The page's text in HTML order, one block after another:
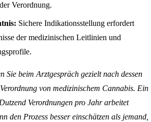
Verordnung.
Sichere Indikationsstellung erfordert
der medizinischen Leitlinien und
Sie beim Arztgespräch gezielt nach dessen
von medizinischem Cannabis. Ein
Verordnungen pro Jahr arbeitet
den Prozess besser einschätzen als jemand,